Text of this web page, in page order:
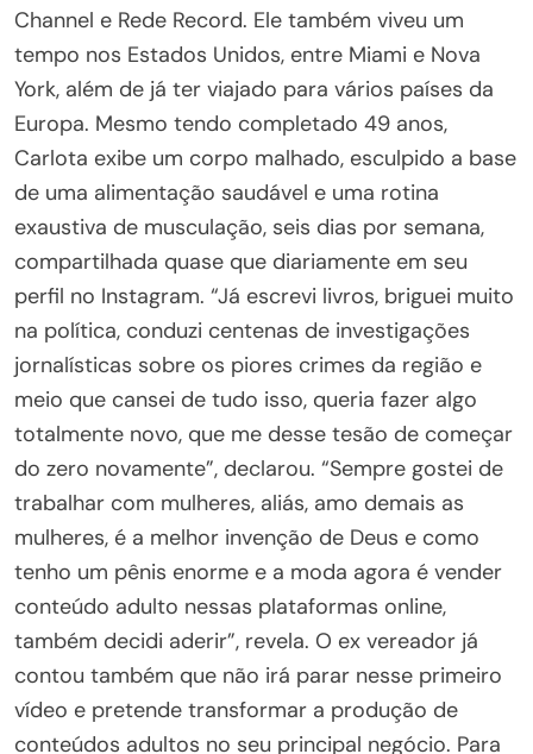
Channel e Rede Record. Ele também viveu um
tempo nos Estados Unidos, entre Miami e Nova
York, além de já ter viajado para vários países da
Europa. Mesmo tendo completado 49 anos,
Carlota exibe um corpo malhado, esculpido a base
de uma alimentação saudável e uma rotina
exaustiva de musculação, seis dias por semana,
compartilhada quase que diariamente em seu
perfil no Instagram. “Já escrevi livros, briguei muito
na política, conduzi centenas de investigações
jornalísticas sobre os piores crimes da região e
meio que cansei de tudo isso, queria fazer algo
totalmente novo, que me desse tesão de começar
do zero novamente”, declarou. “Sempre gostei de
trabalhar com mulheres, aliás, amo demais as
mulheres, é a melhor invenção de Deus e como
tenho um pênis enorme e a moda agora é vender
conteúdo adulto nessas plataformas online,
também decidi aderir”, revela. O ex vereador já
contou também que não irá parar nesse primeiro
vídeo e pretende transformar a produção de
conteúdos adultos no seu principal negócio. Para